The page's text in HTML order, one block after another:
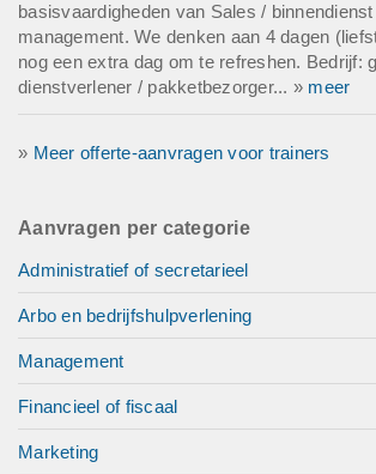
basisvaardigheden van Sales /
management. We denken aan 4 dagen
nog een extra dag om te refreshen. Bedrijf:
dienstverlener / pakketbezorger... » meer
» Meer offerte-aanvragen voor trainers
Aanvragen per categorie
Administratief of secretarieel
Arbo en bedrijfshulpverlening
Management
Financieel of fiscaal
Marketing